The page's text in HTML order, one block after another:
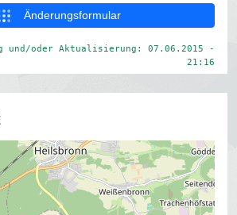
Änderungsformular
und/oder Aktualisierung: 07.06.2015 -
21:16